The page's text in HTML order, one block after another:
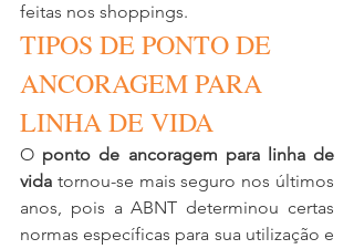
feitas nos shoppings.
TIPOS DE PONTO DE
ANCORAGEM PARA
LINHA DE VIDA
O ponto de ancoragem para linha de
vida tornou-se mais seguro nos últimos
anos, pois a ABNT determinou certas
normas específicas para sua utilização e